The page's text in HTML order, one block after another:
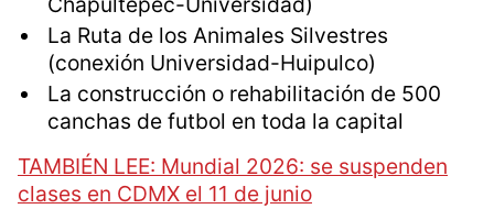
La Ruta de los Animales Silvestres
(conexión Universidad-Huipulco)
La construcción o rehabilitación de 500
canchas de futbol en toda la capital
TAMBIÉN LEE: Mundial 2026: se suspenden
clases en CDMX el 11 de junio